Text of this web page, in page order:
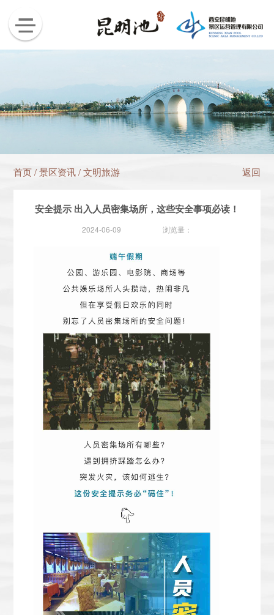
首页/景区资讯/文明旅游 返回
安全提示 出入人员密集场所，这些安全事项必读！
2024-06-09 浏览量：